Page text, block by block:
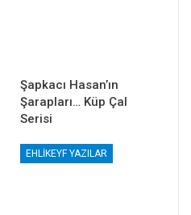
Şapkacı Hasan’ın
Şarapları… Küp Çal
Serisi
EHLIKEYF YAZILAR